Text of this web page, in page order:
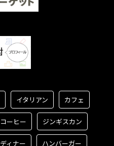
イタリアン カフェ
コーヒー ジンギスカン
ディナー ハンバーガー